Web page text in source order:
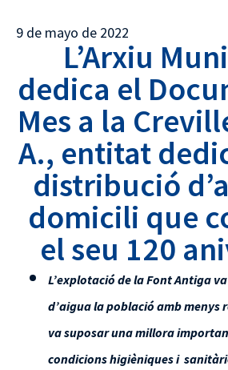
9 de mayo de 2022
L’Arxiu
dedica el
Mes a la
A., entitat
distribució
domicili que
el seu 120
L’explotació de la Font Antiga
d’aigua la població amb menys
va suposar una millora
condicions higièniques i